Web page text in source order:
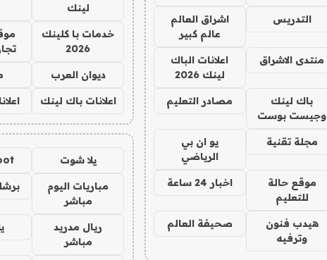
التدريس
اشراق العالم
عالم كبير
منتدى الاشراق
اعلانات الباك
لينك 2026
باك لينك
وجيست بوست
مصادر التعليم
مجلة تقنية
يو ان بي
الرياضي
موقع حالة
للتعليم
اخبار 24 ساعة
هيدب فنون
وترفيه
صحيفة العالم
لينك
خدمات با كلينك
2026
ديوان العرب
اعلانات باك لينك
يلا شوت
مباريات اليوم
مباشر
ريال مدريد
مباشر